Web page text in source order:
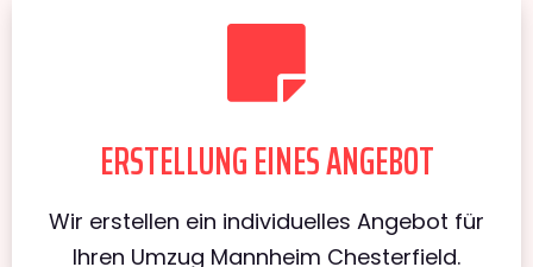
ERSTELLUNG EINES ANGEBOT
Wir erstellen ein individuelles Angebot für
Ihren Umzug Mannheim Chesterfield.